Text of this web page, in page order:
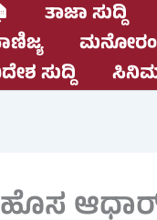
ತಾಜಾ ಸುದ್ದಿ
ಸುದ್ದಿ
ಹೊಸ